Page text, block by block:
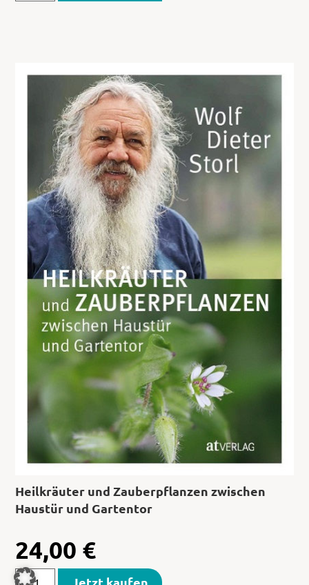
Heilkräuter und Zauberpflanzen zwischen
Haustür und Gartentor
24,00 €
Jetzt kaufen